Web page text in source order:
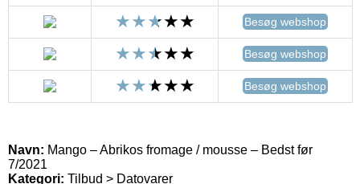
Besøg webshop
Besøg webshop
Besøg webshop
Navn: Mango – Abrikos fromage / mousse – Bedst før
7/2021
Kategori: Tilbud > Datovarer